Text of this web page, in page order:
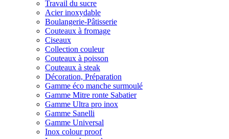
Travail du sucre
Acier inoxydable
Boulangerie-Pâtisserie
Couteaux à fromage
Ciseaux
Collection couleur
Couteaux à poisson
Couteaux à steak
Décoration, Préparation
Gamme éco manche surmoulé
Gamme Mitre ronte Sabatier
Gamme Ultra pro inox
Gamme Sanelli
Gamme Universal
Inox colour proof